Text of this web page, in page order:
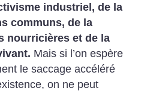
industriel, de la
communs, de la
nourricières et de la
Mais si l’on espère
le saccage accéléré
on ne peut